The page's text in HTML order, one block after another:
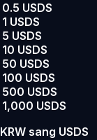
0.5 USDS
1 USDS
5 USDS
10 USDS
50 USDS
100 USDS
500 USDS
1,000 USDS
KRW sang USDS